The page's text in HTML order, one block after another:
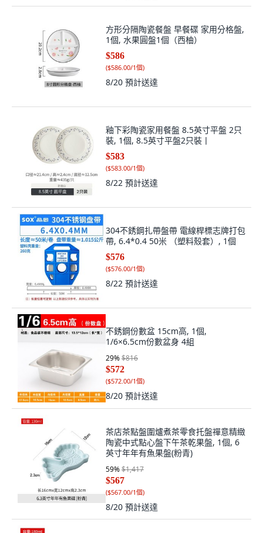
方形分隔陶瓷餐盤 早餐碟 家用分格盤,
1個, 水果圓盤1個（西柚）
$586
($586.00/1個)
8/20 預計送達
釉下彩陶瓷家用餐盤 8.5英寸平盤 2只
裝, 1個, 8.5英寸平盤2只裝丨
$583
($583.00/1個)
8/22 預計送達
304不銹鋼扎帶盤帶 電線桿標志牌打包
帶, 6.4*0.4 50米 （塑料殼套）, 1個
$576
($576.00/1個)
8/22 預計送達
不銹鋼份數盆 15cm高, 1個,
1/6×6.5cm份數盆身 4組
29%$816
$572
($572.00/1個)
8/20 預計送達
茶店茶點盤圍爐煮茶零食托盤禪意精緻
陶瓷中式點心盤下午茶乾果盤, 1個, 6
英寸年年有魚果盤(粉青)
59%$1,417
$567
($567.00/1個)
8/20 預計送達